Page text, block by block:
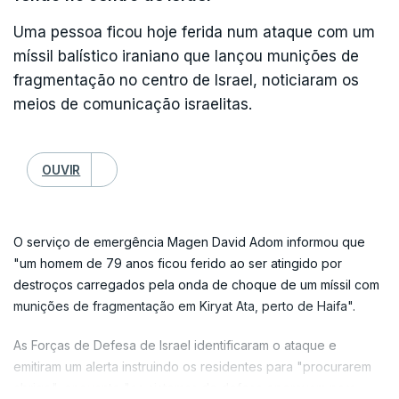
ataque contra o edifício da Oracle no Dubai, uma alegação
posteriormente negada pelo gabinete de imprensa da cidade.
Uma pessoa ficou hoje ferida num ataque com um
míssil balístico iraniano que lançou munições de
fragmentação no centro de Israel, noticiaram os
meios de comunicação israelitas.
OUVIR
O serviço de emergência Magen David Adom informou que
"um homem de 79 anos ficou ferido ao ser atingido por
destroços carregados pela onda de choque de um míssil com
munições de fragmentação em Kiryat Ata, perto de Haifa".
As Forças de Defesa de Israel identificaram o ataque e
emitiram um alerta instruindo os residentes para "procurarem